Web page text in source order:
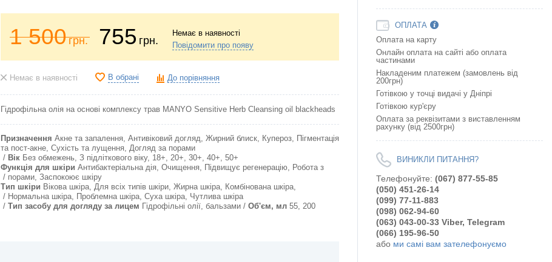
1 500грн. 755 грн.
Немає в наявності
Повідомити про появу
Немає в наявності В обрані До порівняння
Гідрофільна олія на основі комплексу трав MANYO Sensitive Herb Cleansing oil blackheads
Призначення Акне та запалення, Антивіковий догляд, Жирний блиск, Купероз, Пігментація
та пост-акне, Сухість та лущення, Догляд за порами
Вік Без обмежень, З підліткового віку, 18+, 20+, 30+, 40+, 50+
Функція для шкіри Антибактеріальна дія, Очищення, Підвищує регенерацію, Робота з
порами, Заспокоює шкіру
Тип шкіри Вікова шкіра, Для всіх типів шкіри, Жирна шкіра, Комбінована шкіра,
Нормальна шкіра, Проблемна шкіра, Суха шкіра, Чутлива шкіра
Тип засобу для догляду за лицем
Гідрофільні олії, бальзами Об'єм, мл 55, 200
ОПЛАТА
Оплата на карту
Онлайн оплата на сайтi або оплата
частинами
Накладеним платежем (замовлень від
200грн)
Готівкою у точці видачі у Дніпрі
Готівкою кур'єру
Оплата за реквізитами з виставленням
рахунку (від 2500грн)
ВИНИКЛИ ПИТАННЯ?
Телефонуйте: (067) 877-55-85
(050) 451-26-14
(099) 77-11-883
(098) 062-94-60
(063) 043-00-33 Viber, Telegram
(066) 195-96-50
або ми самі вам зателефонуємо